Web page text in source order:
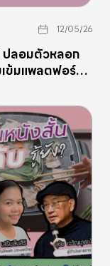
12/05/26
ปลอมตัวหลอก
ข้มแพลตฟอร์ม